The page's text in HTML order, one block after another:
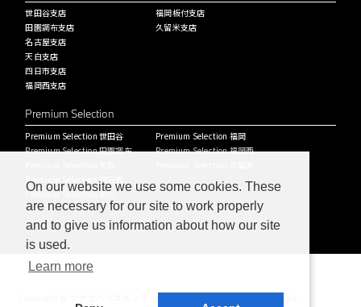
世田谷支店
田園調布支店
名古屋支店
天白支店
四日市支店
福岡西支店
福岡板付支店
久留米支店
Premium Selection
Premium Selection 世田谷
Premium Selection 田園調布
Premium Selection 四日市
Premium Selection 中川
Premium Selection 福岡
Premium Selection 福岡西
On our website we use some cookies. These
are necessary for our site to work properly
and to give us information about how our site
is used.
Learn more